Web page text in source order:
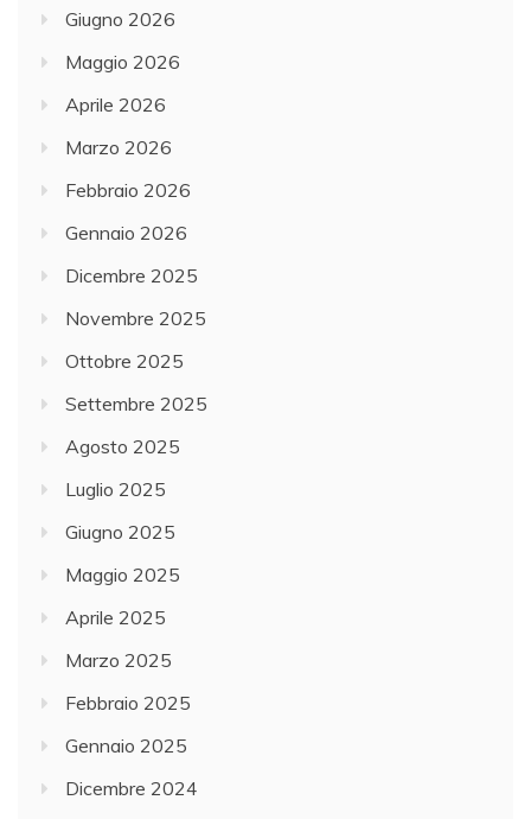
Giugno 2026
Maggio 2026
Aprile 2026
Marzo 2026
Febbraio 2026
Gennaio 2026
Dicembre 2025
Novembre 2025
Ottobre 2025
Settembre 2025
Agosto 2025
Luglio 2025
Giugno 2025
Maggio 2025
Aprile 2025
Marzo 2025
Febbraio 2025
Gennaio 2025
Dicembre 2024